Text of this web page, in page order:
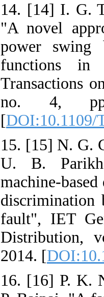
14. [14] I. G.
"A novel
power swing
functions in
Transactions
no. 4, pp.
[DOI:10.1109/
15. [15] N. G.
U. B.
machine-
discrimination
fault", IET
Distribution,
2014. [
16. [16] P. K.